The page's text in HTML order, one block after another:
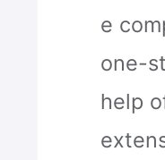
e
one-
help